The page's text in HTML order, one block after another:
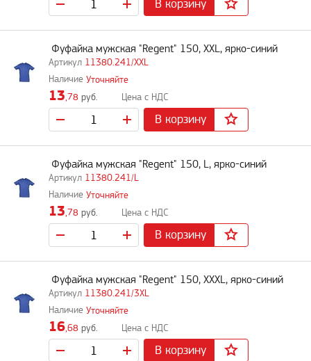
В корзину
11380.241/XXL
Фуфайка мужская "Regent" 150, XXL, ярко-синий
Уточняйте
13,78 руб.
В корзину
11380.241/L
Фуфайка мужская "Regent" 150, L, ярко-синий
Уточняйте
13,78 руб.
В корзину
11380.241/3XL
Фуфайка мужская "Regent" 150, XXXL, ярко-синий
Уточняйте
16,68 руб.
В корзину